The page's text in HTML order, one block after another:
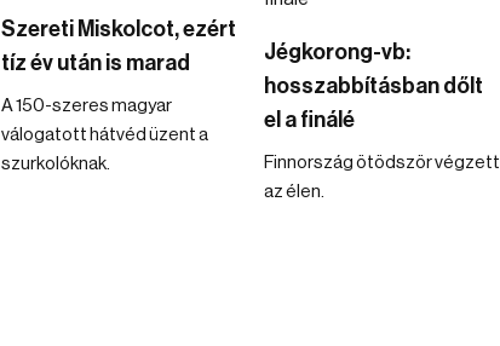
Szereti Miskolcot, ezért
tíz év után is marad
A 150-szeres magyar
válogatott hátvéd üzent a
szurkolóknak.
Jégkorong-vb:
hosszabbításban dőlt
el a finálé
Finnország ötödször végzett
az élen.